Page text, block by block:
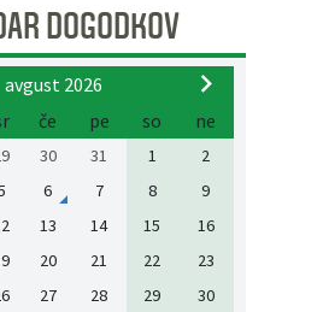
DOGODKOV
avgust 2026
če pe so ne
30 31 1
2
6 7 8
9
13 14 15
16
20 21 22
23
27 28 29
30